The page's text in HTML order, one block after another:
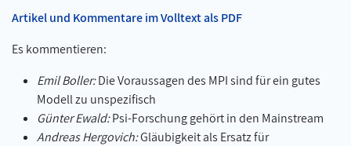
Artikel und Kommentare im Volltext als PDF
Es kommentieren:
Emil Boller:Die Voraussagen des MPI sind für ein gutes
Modell zu unspezifisch
Günter Ewald:Psi-Forschung gehört in den Mainstream
Andreas Hergovich:Gläubigkeit als Ersatz für